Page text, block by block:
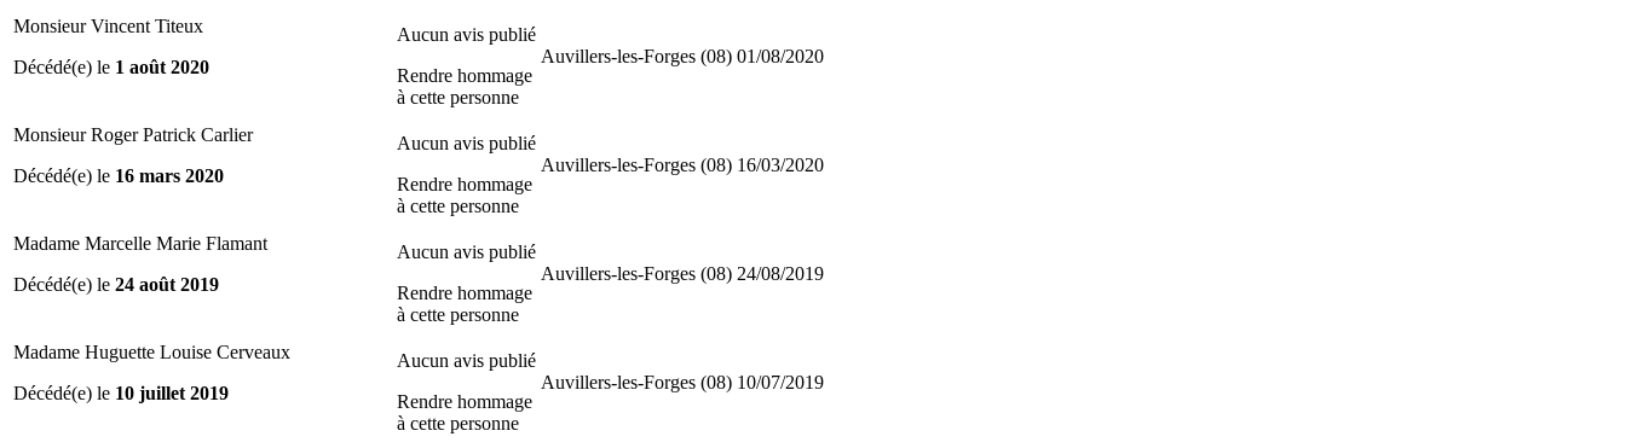
Monsieur Vincent Titeux
Décédé(e) le 1 août 2020
Aucun avis publié
Rendre hommage
à cette personne
Auvillers-les-Forges (08) 01/08/2020
Monsieur Roger Patrick Carlier
Décédé(e) le 16 mars 2020
Aucun avis publié
Rendre hommage
à cette personne
Auvillers-les-Forges (08) 16/03/2020
Madame Marcelle Marie Flamant
Décédé(e) le 24 août 2019
Aucun avis publié
Rendre hommage
à cette personne
Auvillers-les-Forges (08) 24/08/2019
Madame Huguette Louise Cerveaux
Décédé(e) le 10 juillet 2019
Aucun avis publié
Rendre hommage
à cette personne
Auvillers-les-Forges (08) 10/07/2019